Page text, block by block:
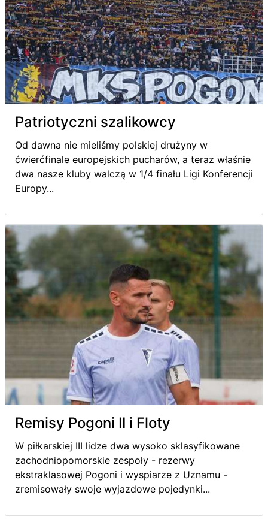
Patriotyczni szalikowcy
Od dawna nie mieliśmy polskiej drużyny w
ćwierćfinale europejskich pucharów, a teraz właśnie
dwa nasze kluby walczą w 1/4 finału Ligi Konferencji
Europy...
Remisy Pogoni II i Floty
W piłkarskiej III lidze dwa wysoko sklasyfikowane
zachodniopomorskie zespoły - rezerwy
ekstraklasowej Pogoni i wyspiarze z Uznamu -
zremisowały swoje wyjazdowe pojedynki...